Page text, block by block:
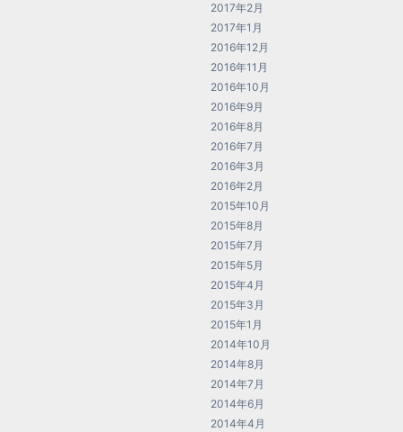
2017年2月
2017年1月
2016年12月
2016年11月
2016年10月
2016年9月
2016年8月
2016年7月
2016年3月
2016年2月
2015年10月
2015年8月
2015年7月
2015年5月
2015年4月
2015年3月
2015年1月
2014年10月
2014年8月
2014年7月
2014年6月
2014年4月